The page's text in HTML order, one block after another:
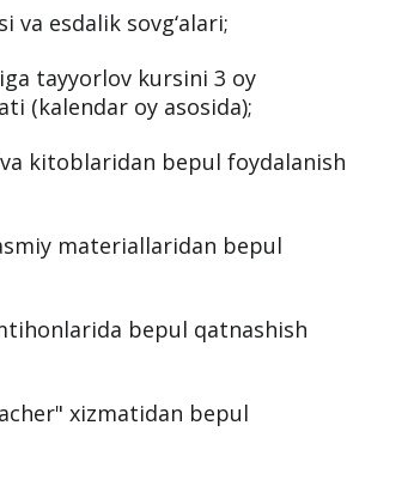
va esdalik sovg‘alari;
tayyorlov kursini 3 oy
(kalendar oy asosida);
kitoblaridan bepul foydalanish
materiallaridan bepul
bepul qatnashish
xizmatidan bepul